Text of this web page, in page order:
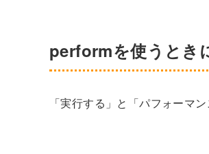
performを使うとき
「実行する」と「パフォーマ